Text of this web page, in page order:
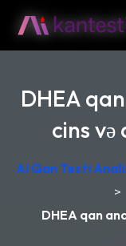
DHEA
cins
AI Qan Testi
>
DHEA qan